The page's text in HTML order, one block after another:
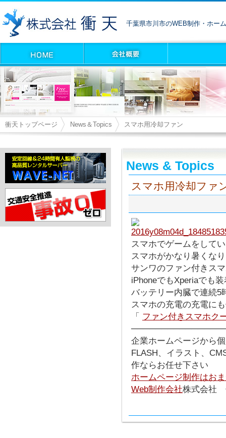
千葉県市川市のWEB制作・ホー
衝天トップページ News＆Topics スマホ用冷却ファン
News & Topics
スマホ用冷却ファ
スマホでゲームをして
スマホがかなり暑くな
サンワのファン付きス
iPhoneでもXperiaでも
バッテリー内臓で連続5
スマホの充電の充電に
「 ファン付きスマホク
企業ホームページから
FLASH、イラスト、
作ならお任せ下さい
ホームページ制作はお
Web制作会社株式会社